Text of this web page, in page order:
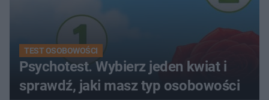
TEST OSOBOWOŚCI
Psychotest. Wybierz jeden kwiat i
sprawdź, jaki masz typ osobowości